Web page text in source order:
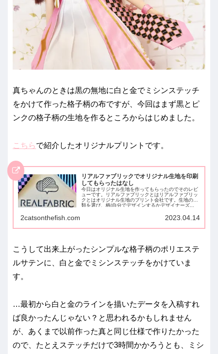
真ちゃんのときは黒の無地に白と金でミシンステッチ
をかけて作った格子柄の布ですが、今回はまず黒とピ
ンクの格子柄の生地を作るところからはじめました。
こちらで紹介したオリジナルプリントです。
リアルファブリックでオリジナル生地を印刷
してもらったはなし
今日はオリジナル生地を作ってもらったのでそのレビ
ューです。リアルファブリックとはリアルファブリッ
クとはオリジナル生地のプリント会社です。生地の種
類を選び、柄(自分でデザインするかデザイナーズ...
2catsonthefish.com 2023.04.14
こうして出来上がったシンプルな格子柄のポリエステ
ルサテンに、白と金でミシンステッチをかけていま
す。
…最初から白と金のラインを描いたデータを入稿すれ
ば良かったんじゃない？と思われるかもしれません
が、あくまで以前作った真と同じ仕様で作りたかった
ので、たとえステッチだけで3時間かかろうとも、ミシ